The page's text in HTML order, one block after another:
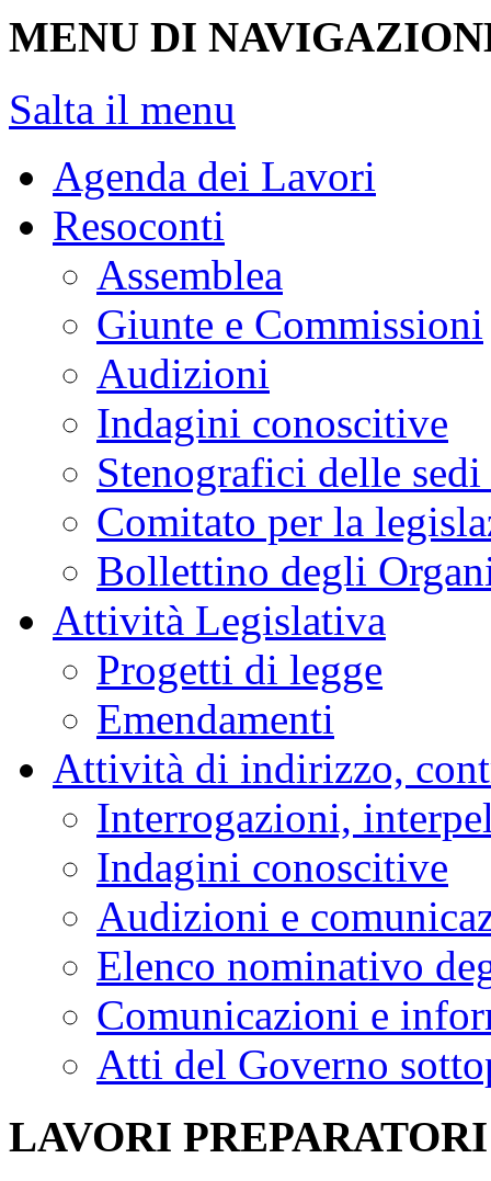
MENU DI
Salta il menu
Agenda dei Lavori
Resoconti
Assemblea
Giunte e Commissioni
Audizioni
Indagini conoscitive
Stenografici delle
Comitato per la
Bollettino degli
Attività Legislativa
Progetti di legge
Emendamenti
Attività di indirizzo,
Interrogazioni,
Indagini conoscitive
Audizioni e
Elenco nominativo
Comunicazioni e
Atti del Governo
LAVORI